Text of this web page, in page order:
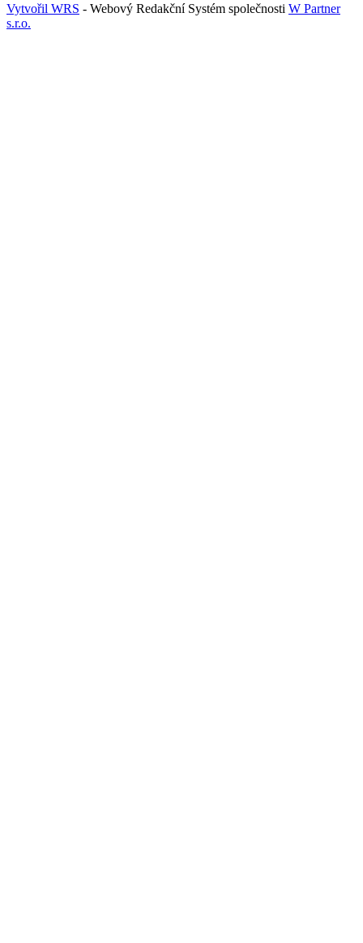
Vytvořil WRS - Webový Redakční Systém společnosti W Partner
s.r.o.